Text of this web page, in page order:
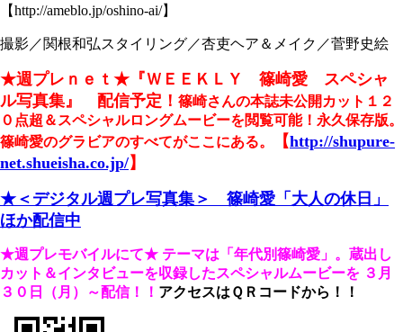
【http://ameblo.jp/oshino-ai/】
撮影／関根和弘スタイリング／杏吏ヘア＆メイク／菅野史絵
★週プレｎｅｔ★ 『ＷＥＥＫＬＹ 篠崎愛 スペシャ
ル写真集』 配信予定！ 篠崎さんの本誌未公開カット１２
０点超＆ スペシャルロングムービーを閲覧可能！ 永久保存版。
篠崎愛のグラビアのすべてがここにある。
【http://shupure-
net.shueisha.co.jp/】
★＜デジタル週プレ写真集＞ 篠崎愛「大人の休日」
ほか配信中
★週プレモバイルにて★ テーマは「年代別篠崎愛」。 蔵出し
カット＆インタビューを収録したスペシャルムービーを ３月
３０日（月）～配信！！ アクセスはＱＲコードから！！